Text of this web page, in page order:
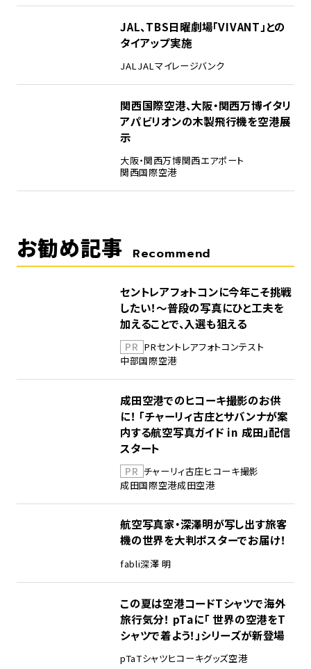
JAL、TBS日曜劇場「VIVANT」との
タイアップ実施
JALJALマイレージバンク
関西国際空港、大阪・関西万博イタリ
アパビリオンの木製飛行機を空港展
示
大阪・関西万博関西エアポート
関西国際空港
お勧め記事 Recommend
セントレアフォトコンに今年こそ挑戦
したい！～普段の写真にひと工夫を
加えることで、入選も狙える
PR PRセントレアフォトコンテスト
中部国際空港
成田空港でのヒコーキ撮影のお供
に！ 「チャーリィ古庄とサバンナが案
内する航空写真ガイド in 成田」配信
スタート
PR チャーリィ古庄ヒコーキ撮影
成田国際空港成田空港
航空写真家・深澤明が写し出す旅客
機の世界を大判ポスターでお届け！
fabli深澤 明
この夏は空港コードTシャツで海外
旅行気分！ pTaに「 世界の空港をT
シャツで着よう！」シリーズが新登場
pTaTシャツヒコーキグッズ空港